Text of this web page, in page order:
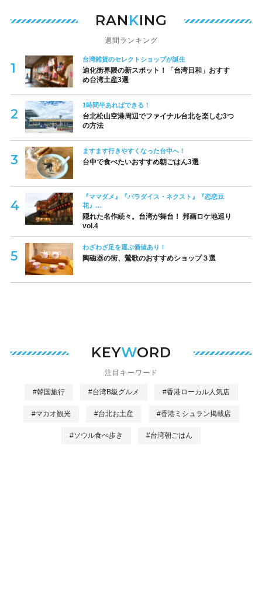
RANKING
週間ランキング
台湾雑貨のセレクトショップが誕生
迪化街界隈の新スポット！「台湾日和」おすす
め台湾土産3選
1時間半あればできる！
台北松山空港周辺でファイナル台北を楽しむ3つ
の方法
ますます行きやすくなった台中へ！
台中で食べたいおすすめ朝ごはん3選
『ママダメ』『パラダイス・ネクスト』『恋恋豆
花』…
隠れた名作続々。台湾が舞台！ 邦画ロケ地巡り
vol.4
わざわざ足を運ぶ価値あり！
陶磁器の街、鶯歌のおすすめショップ３選
KEYWORD
注目キーワード
#韓国旅行 #台湾B級グルメ #香港ローカル人気店
#マカオ観光 #台北お土産 #香港ミシュラン掲載店
#ソウル食べ歩き #台湾朝ごはん